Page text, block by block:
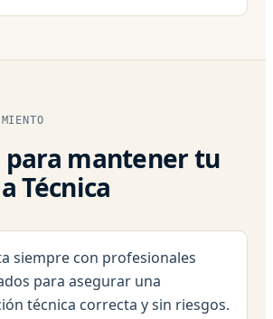
para mantener tu
Técnica
siempre con profesionales
para asegurar una
técnica correcta y sin riesgos.